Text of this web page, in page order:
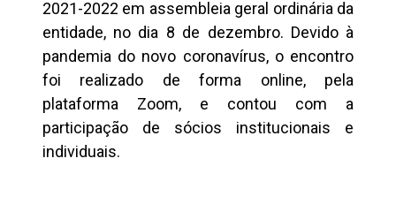
2021-2022 em assembleia geral ordinária da
entidade, no dia 8 de dezembro. Devido à
pandemia do novo coronavírus, o encontro
foi realizado de forma online, pela
plataforma Zoom, e contou com a
participação de sócios institucionais e
individuais.